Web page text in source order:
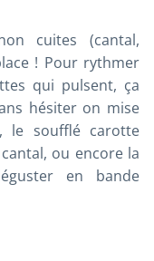
cuites (cantal,
! Pour rythmer
qui pulsent, ça
hésiter on mise
le soufflé carotte
ou encore la
en bande